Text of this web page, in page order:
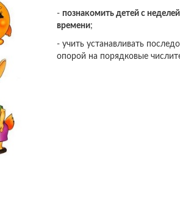
- познакомить детей с
времени;
- учить устанавливать
опорой на порядковые